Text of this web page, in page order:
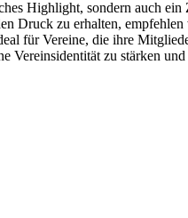
Highlight, sondern auch
Druck zu erhalten, empfehlen
für Vereine, die ihre
Vereinsidentität zu stärken